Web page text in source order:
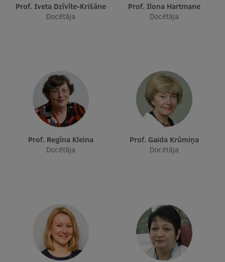
Mobilitātes programmas
EATRIS koordinators Latvijā
Prof. Iveta Dzīvīte-Krišāne
Docētāja
Prof. Ilona Hartmane
Docētāja
Prof. Regīna Kleina
Docētāja
Prof. Gaida Krūmiņa
Docētāja